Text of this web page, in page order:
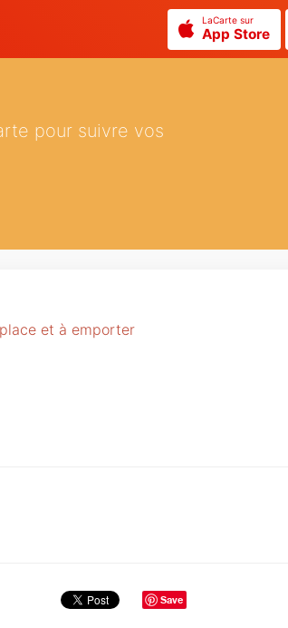
LaCarte sur
App Store
pour suivre vos
et à emporter
Save